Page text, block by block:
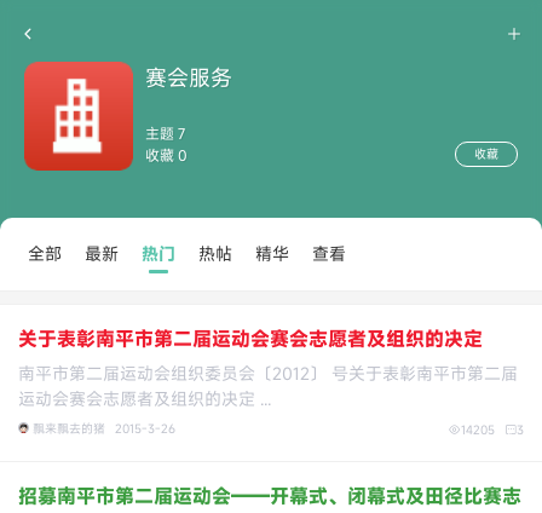
赛会服务
主题 7
收藏 0
收藏
全部 最新 热门 热帖 精华 查看
关于表彰南平市第二届运动会赛会志愿者及组织的决定
南平市第二届运动会组织委员会〔2012〕 号关于表彰南平市第二届
运动会赛会志愿者及组织的决定 ...
飘来飘去的猪 2015-3-26 3
14205
招募南平市第二届运动会——开幕式、闭幕式及田径比赛志